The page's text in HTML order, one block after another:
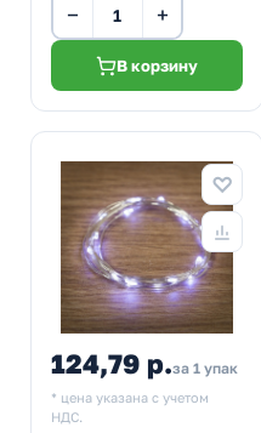
− +
В корзину
124,79 р.за 1 упак
* цена указана с учетом
НДС.